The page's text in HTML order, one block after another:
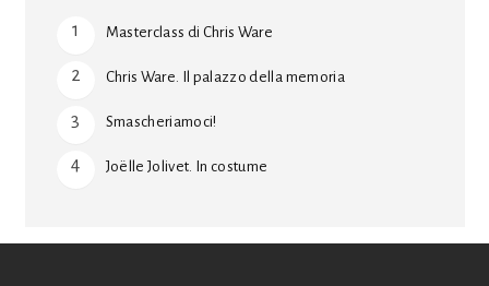
Masterclass di Chris Ware
Chris Ware. Il palazzo della memoria
Smascheriamoci!
Joëlle Jolivet. In costume